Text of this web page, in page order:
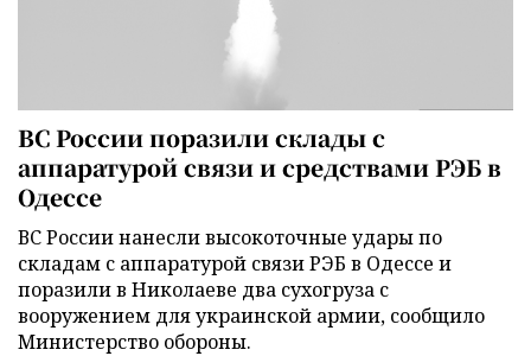
ВС России поразили склады с
аппаратурой связи и средствами РЭБ в
Одессе
ВС России нанесли высокоточные удары по
складам с аппаратурой связи РЭБ в Одессе и
поразили в Николаеве два сухогруза с
вооружением для украинской армии, сообщило
Министерство обороны.